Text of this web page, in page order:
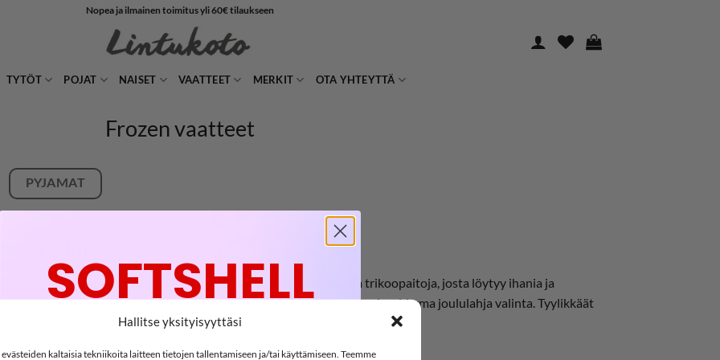
Hallitse yksityisyyttäsi
kaltaisia tekniikoita laitteen tietojen tallentamiseen ja/tai käyttämiseen. Teemme
Nopea ja ilmainen toimitus yli 60€ tilaukseen
TYTÖT POJAT NAISET VAATTEET MERKIT OTA YHTEYTTÄ
Frozen vaatteet
PYJAMAT
& Olof
pienelle Frozen 2 -elokuvan fanille. Mallistosta löytyy pyjamia ja trikoopaitoja, josta löytyy ihania ja
suloisilla printeillään se tulee varmasti saavuttamaan suuren suosion. Varma joululahja valinta. Tyylikkäät
isommillekin.
SOFTSHELL
-15%